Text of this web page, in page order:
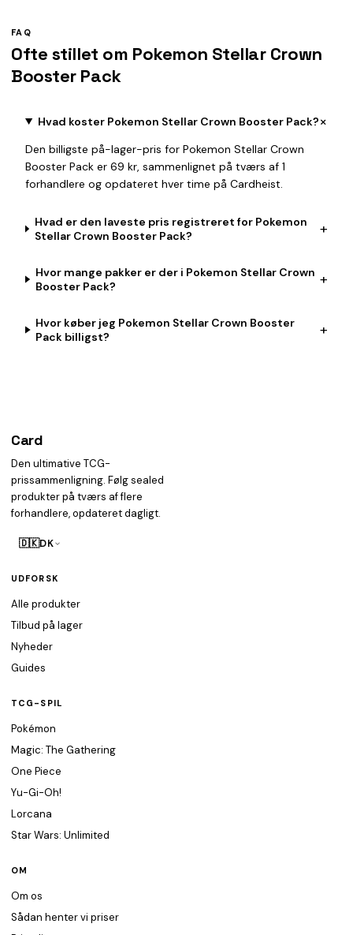
FAQ
Ofte stillet om Pokemon Stellar Crown
Booster Pack
Hvad koster Pokemon Stellar Crown Booster Pack?+
Den billigste på-lager-pris for Pokemon Stellar Crown
Booster Pack er 69 kr, sammenlignet på tværs af 1
forhandlere og opdateret hver time på Cardheist.
Hvad er den laveste pris registreret for Pokemon
Stellar Crown Booster Pack?
+
Hvor mange pakker er der i Pokemon Stellar Crown
Booster Pack?
+
Hvor køber jeg Pokemon Stellar Crown Booster
Pack billigst?
+
Card
Den ultimative TCG-
prissammenligning. Følg sealed
produkter på tværs af flere
forhandlere, opdateret dagligt.
🇩🇰DK
UDFORSK
Alle produkter
Tilbud på lager
Nyheder
Guides
TCG-SPIL
Pokémon
Magic: The Gathering
One Piece
Yu-Gi-Oh!
Lorcana
Star Wars: Unlimited
OM
Om os
Sådan henter vi priser